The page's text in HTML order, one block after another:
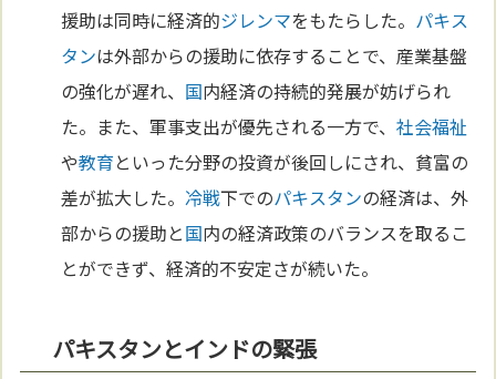
援助は同時に経済的ジレンマをもたらした。 パキス
タンは外部からの援助に依存することで、産業基盤
の強化が遅れ、 国内経済の持続的発展が妨げられ
た。また、軍事支出が優先される一方で、社会福祉
や教育といった分野の投資が後回しにされ、貧富の
差が拡大した。 冷戦下でのパキスタンの経済は、外
部からの援助と国内の経済政策のバランスを取るこ
とができず、経済的不安定さが続いた。
パキスタンとインドの緊張